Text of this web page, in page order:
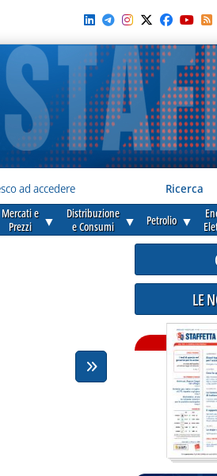
ad accedere Ricerca
Mercati e
Prezzi
▼
Distribuzione
e Consumi
▼ Petrolio ▼
LE